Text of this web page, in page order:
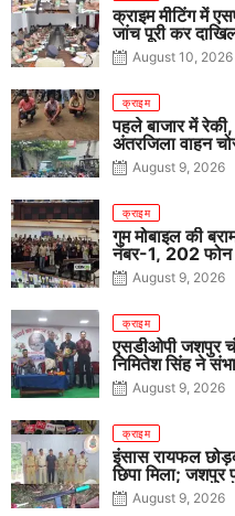
क्राइम मीटिंग में
जांच पूरी कर
August 10, 2026
क्राइम
पहले बाजार में
अंतरजिला वाहन
August 9, 2026
क्राइम
गुम मोबाइल की
नंबर-1, 202 फोन
August 9, 2026
क्राइम
एसडीओपी जशपुर
निमितेश सिंह ने
August 9, 2026
क्राइम
इंसास रायफल
छिपा मिला; जशपुर
August 9, 2026